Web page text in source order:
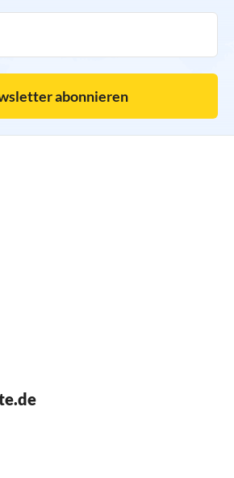
abonnieren